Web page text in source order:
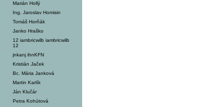
Marián Hollý
Ing. Jaroslav Homisin
Tomáš Horňák
Janko Hraško
12 iambricwilb iambricwilb
12
jnkanj ihnKFN
Kristián Jaček
Bc. Mária Janková
Martin Karlík
Ján Klučár
Petra Kohútová